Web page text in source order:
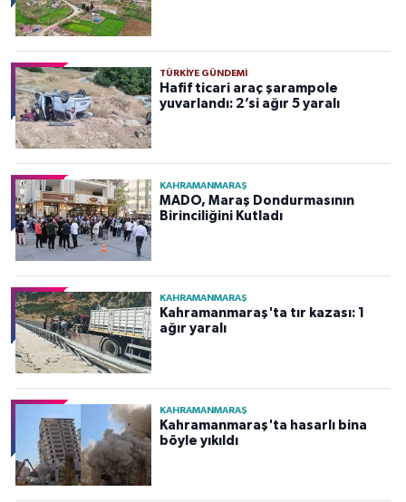
TÜRKIYE GÜNDEMI
Hafif ticari araç şarampole
yuvarlandı: 2’si ağır 5 yaralı
KAHRAMANMARAŞ
MADO, Maraş Dondurmasının
Birinciliğini Kutladı
KAHRAMANMARAŞ
Kahramanmaraş'ta tır kazası: 1
ağır yaralı
KAHRAMANMARAŞ
Kahramanmaraş'ta hasarlı bina
böyle yıkıldı